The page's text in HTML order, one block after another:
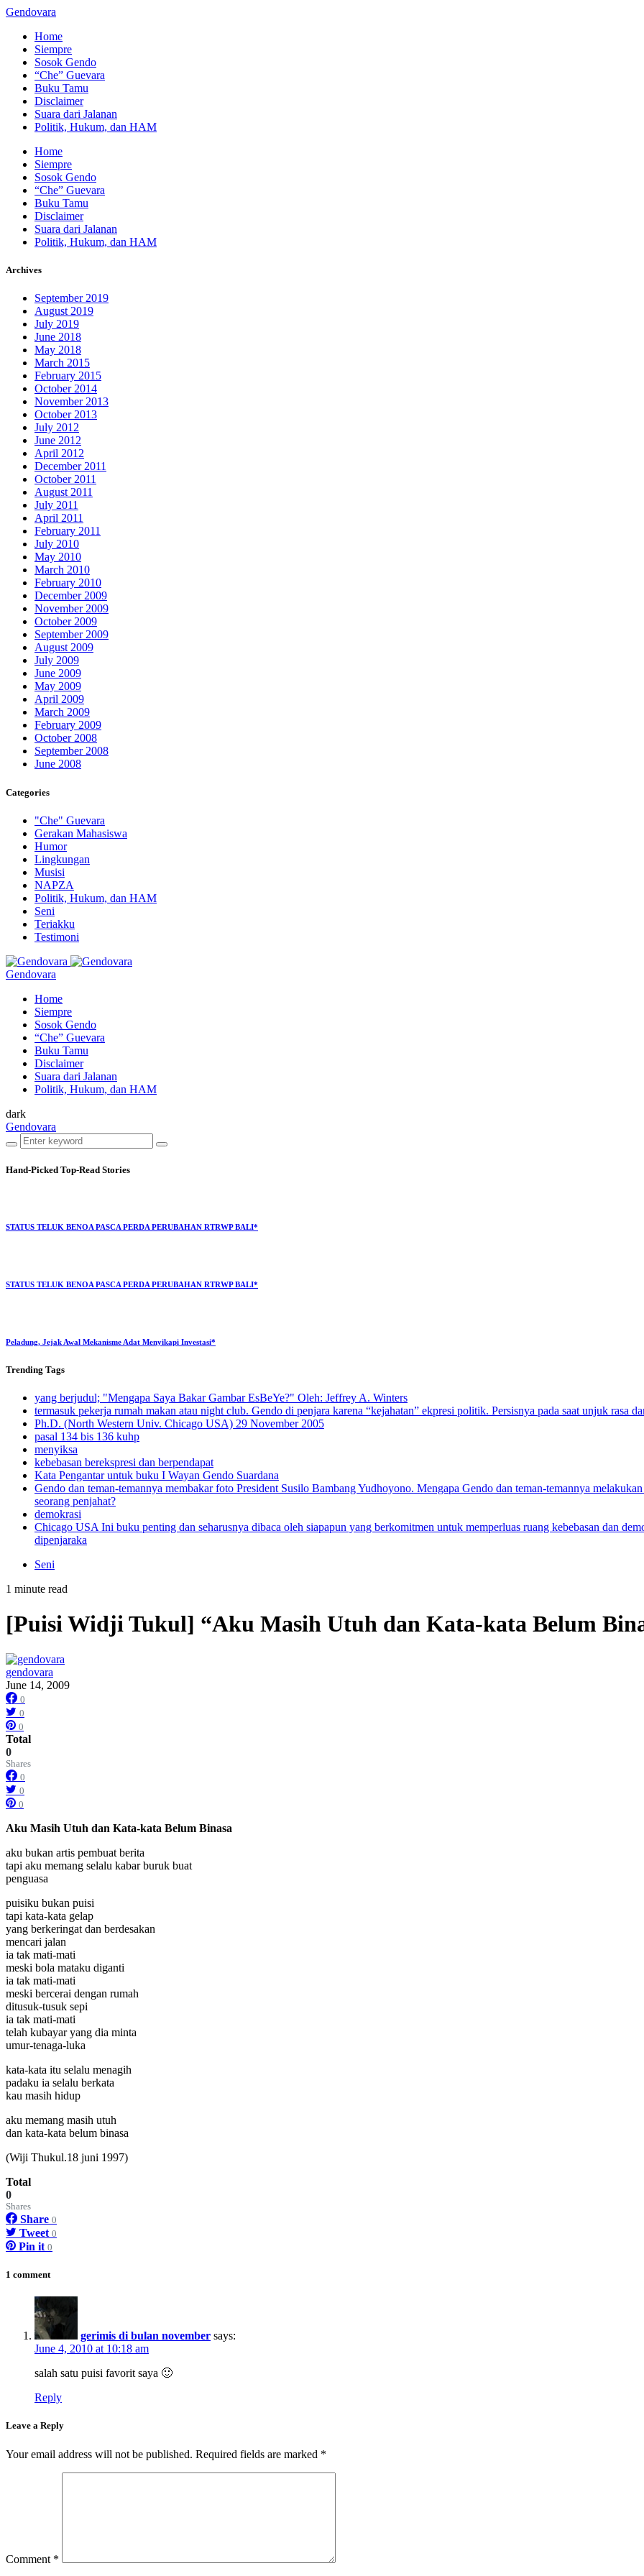
Gendovara
Home
Siempre
Sosok Gendo
“Che” Guevara
Buku Tamu
Disclaimer
Suara dari Jalanan
Politik, Hukum, dan HAM
Home
Siempre
Sosok Gendo
“Che” Guevara
Buku Tamu
Disclaimer
Suara dari Jalanan
Politik, Hukum, dan HAM
Archives
September 2019
August 2019
July 2019
June 2018
May 2018
March 2015
February 2015
October 2014
November 2013
October 2013
July 2012
June 2012
April 2012
December 2011
October 2011
August 2011
July 2011
April 2011
February 2011
July 2010
May 2010
March 2010
February 2010
December 2009
November 2009
October 2009
September 2009
August 2009
July 2009
June 2009
May 2009
April 2009
March 2009
February 2009
October 2008
September 2008
June 2008
Categories
"Che" Guevara
Gerakan Mahasiswa
Humor
Lingkungan
Musisi
NAPZA
Politik, Hukum, dan HAM
Seni
Teriakku
Testimoni
Gendovara
Home
Siempre
Sosok Gendo
“Che” Guevara
Buku Tamu
Disclaimer
Suara dari Jalanan
Politik, Hukum, dan HAM
dark
Gendovara
Hand-Picked Top-Read Stories
STATUS TELUK BENOA PASCA PERDA PERUBAHAN RTRWP BALI*
STATUS TELUK BENOA PASCA PERDA PERUBAHAN RTRWP BALI*
Peladung, Jejak Awal Mekanisme Adat Menyikapi Investasi*
Trending Tags
yang berjudul; "Mengapa Saya Bakar Gambar EsBeYe?" Oleh: Jeffrey A. Winters
termasuk pekerja rumah makan atau night club. Gendo di penjara karena “kejahatan” ekpresi politik. Persisnya pada saat unjuk rasa
Ph.D. (North Western Univ. Chicago USA) 29 November 2005
pasal 134 bis 136 kuhp
menyiksa
kebebasan berekspresi dan berpendapat
Kata Pengantar untuk buku I Wayan Gendo Suardana
Gendo dan teman-temannya membakar foto President Susilo Bambang Yudhoyono. Mengapa Gendo dan teman-temannya
seorang penjahat?
demokrasi
Chicago USA Ini buku penting dan seharusnya dibaca oleh siapapun yang berkomitmen untuk memperluas ruang kebebasan dan
dipenjaraka
Seni
1 minute read
[Puisi Widji Tukul] “Aku Masih Utuh dan Kata-kata Belum
gendovara
June 14, 2009
0
0
0
Total
0
Shares
0
0
0
Aku Masih Utuh dan Kata-kata Belum Binasa
aku bukan artis pembuat berita
tapi aku memang selalu kabar buruk buat
penguasa
puisiku bukan puisi
tapi kata-kata gelap
yang berkeringat dan berdesakan
mencari jalan
ia tak mati-mati
meski bola mataku diganti
ia tak mati-mati
meski bercerai dengan rumah
ditusuk-tusuk sepi
ia tak mati-mati
telah kubayar yang dia minta
umur-tenaga-luka
kata-kata itu selalu menagih
padaku ia selalu berkata
kau masih hidup
aku memang masih utuh
dan kata-kata belum binasa
(Wiji Thukul.18 juni 1997)
Total
0
Shares
Share 0
Tweet 0
Pin it 0
1 comment
gerimis di bulan november says:
June 4, 2010 at 10:18 am
salah satu puisi favorit saya 🙂
Reply
Leave a Reply
Your email address will not be published. Required fields are marked *
Comment *